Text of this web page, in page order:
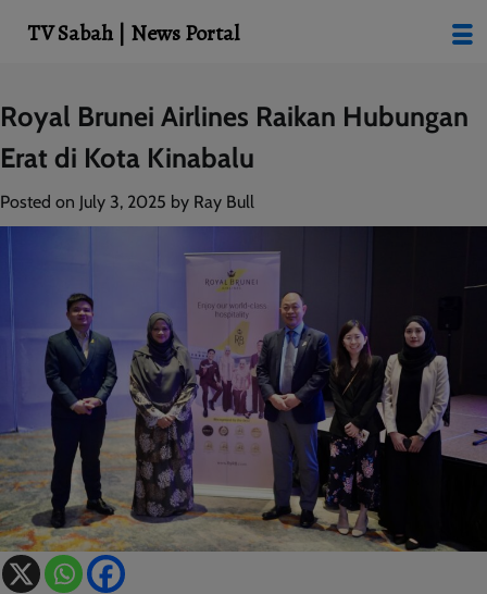
Skip
to
content
Royal Brunei Airlines Raikan Hubungan
Erat di Kota Kinabalu
Posted on July 3, 2025 by Ray Bull
TV Sabah | News Portal